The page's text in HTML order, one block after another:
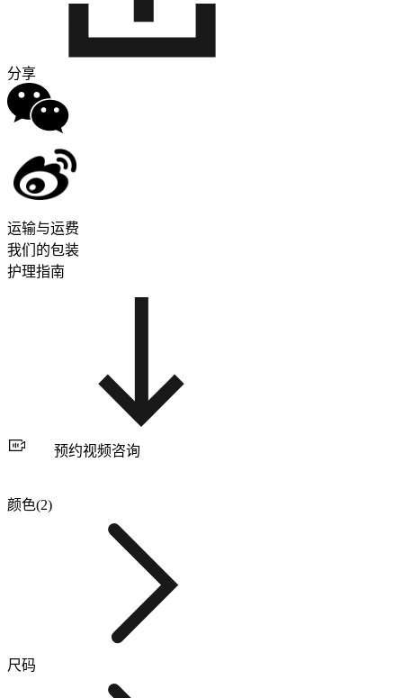
分享
运输与运费
我们的包装
护理指南
预约视频咨询
颜色(2)
尺码